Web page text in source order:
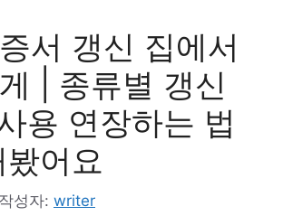
서 갱신 집에서
| 종류별 갱신
용 연장하는 법
어요
작성자: writer